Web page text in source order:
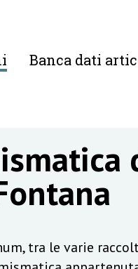
Banca dati
tra le varie